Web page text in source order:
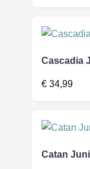
Cascadia
€ 34,99
Catan